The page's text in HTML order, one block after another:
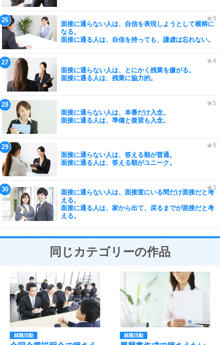
面接に通らない人は、自信を表現しようとして横柄に
なる。
面接に通る人は、自信を持っても、謙虚は忘れない。
面接に通らない人は、とにかく残業を嫌がる。
面接に通る人は、残業に協力的。
面接に通らない人は、本番だけ入念。
面接に通る人は、準備と復習も入念。
面接に通らない人は、答える順が普通。
面接に通る人は、答える順がユニーク。
面接に通らない人は、面接室にいる間だけ面接だと考
える。
面接に通る人は、家から出て、戻るまでが面接だと考
える。
同じカテゴリーの作品
就職活動 就職活動